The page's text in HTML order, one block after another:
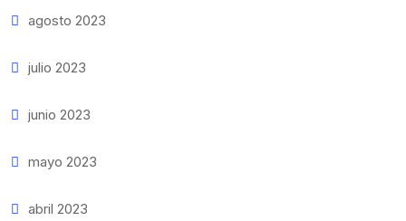
agosto 2023
julio 2023
junio 2023
mayo 2023
abril 2023